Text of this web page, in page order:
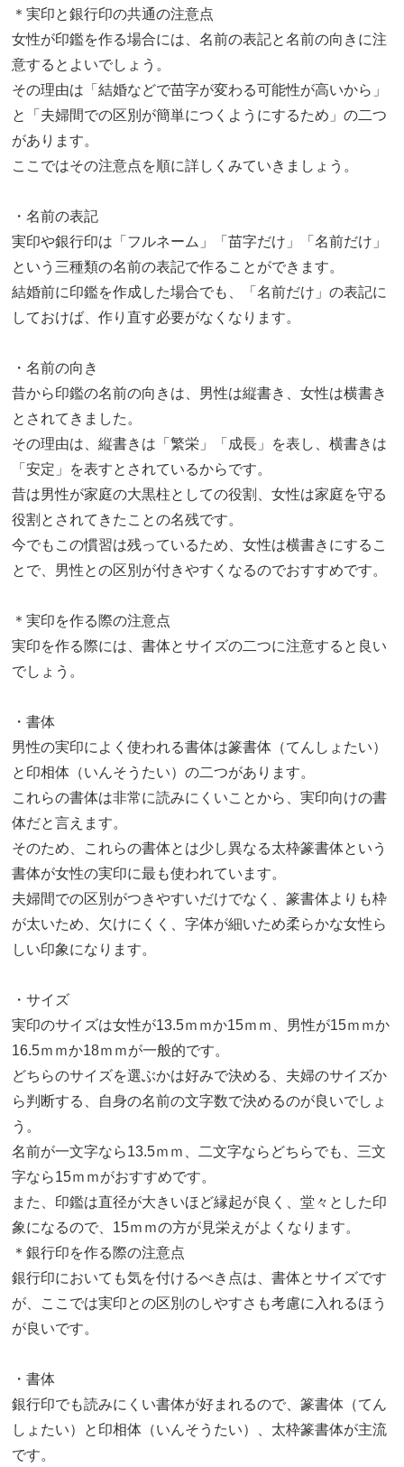
＊実印と銀行印の共通の注意点
女性が印鑑を作る場合には、名前の表記と名前の向きに注
意するとよいでしょう。
その理由は「結婚などで苗字が変わる可能性が高いから」
と「夫婦間での区別が簡単につくようにするため」の二つ
があります。
ここではその注意点を順に詳しくみていきましょう。
・名前の表記
実印や銀行印は「フルネーム」「苗字だけ」「名前だけ」
という三種類の名前の表記で作ることができます。
結婚前に印鑑を作成した場合でも、「名前だけ」の表記に
しておけば、作り直す必要がなくなります。
・名前の向き
昔から印鑑の名前の向きは、男性は縦書き、女性は横書き
とされてきました。
その理由は、縦書きは「繁栄」「成長」を表し、横書きは
「安定」を表すとされているからです。
昔は男性が家庭の大黒柱としての役割、女性は家庭を守る
役割とされてきたことの名残です。
今でもこの慣習は残っているため、女性は横書きにするこ
とで、男性との区別が付きやすくなるのでおすすめです。
＊実印を作る際の注意点
実印を作る際には、書体とサイズの二つに注意すると良い
でしょう。
・書体
男性の実印によく使われる書体は篆書体（てんしょたい）
と印相体（いんそうたい）の二つがあります。
これらの書体は非常に読みにくいことから、実印向けの書
体だと言えます。
そのため、これらの書体とは少し異なる太枠篆書体という
書体が女性の実印に最も使われています。
夫婦間での区別がつきやすいだけでなく、篆書体よりも枠
が太いため、欠けにくく、字体が細いため柔らかな女性ら
しい印象になります。
・サイズ
実印のサイズは女性が13.5ｍｍか15ｍｍ、男性が15ｍｍか
16.5ｍｍか18ｍｍが一般的です。
どちらのサイズを選ぶかは好みで決める、夫婦のサイズか
ら判断する、自身の名前の文字数で決めるのが良いでしょ
う。
名前が一文字なら13.5ｍｍ、二文字ならどちらでも、三文
字なら15ｍｍがおすすめです。
また、印鑑は直径が大きいほど縁起が良く、堂々とした印
象になるので、15ｍｍの方が見栄えがよくなります。
＊銀行印を作る際の注意点
銀行印においても気を付けるべき点は、書体とサイズです
が、ここでは実印との区別のしやすさも考慮に入れるほう
が良いです。
・書体
銀行印でも読みにくい書体が好まれるので、篆書体（てん
しょたい）と印相体（いんそうたい）、太枠篆書体が主流
です。